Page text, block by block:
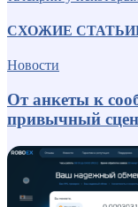
СХОЖИЕ СТАТЬИ
Новости
От анкеты к
привычный